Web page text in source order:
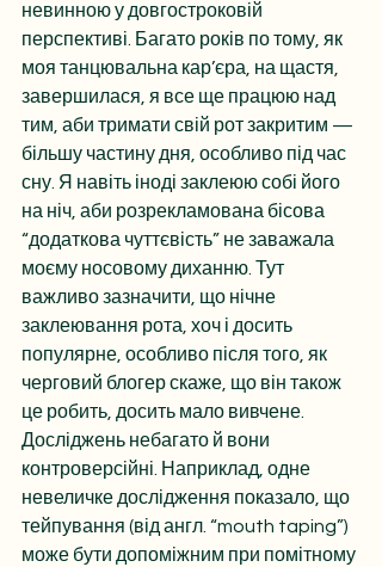
невинною у довгостроковій
перспективі. Багато років по тому, як
моя танцювальна кар’єра, на щастя,
завершилася, я все ще працюю над
тим, аби тримати свій рот закритим —
більшу частину дня, особливо під час
сну. Я навіть іноді заклеюю собі його
на ніч, аби розрекламована бісова
“додаткова чуттєвість” не заважала
моєму носовому диханню. Тут
важливо зазначити, що нічне
заклеювання рота, хоч і досить
популярне, особливо після того, як
черговий блогер скаже, що він також
це робить, досить мало вивчене.
Досліджень небагато й вони
контроверсійні. Наприклад, одне
невеличке дослідження показало, що
тейпування (від англ. “mouth taping”)
може бути допоміжним при помітному